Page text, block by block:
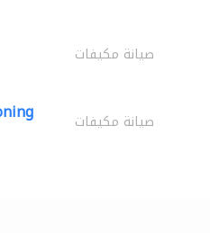
صيانة مكيفات
صيانة مكيفات